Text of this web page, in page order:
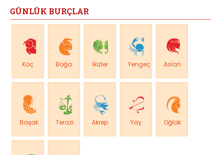
GÜNLÜK BURÇLAR
Koç Boğa İkizler Yengeç Aslan
Başak Terazi Akrep Yay Oğlak